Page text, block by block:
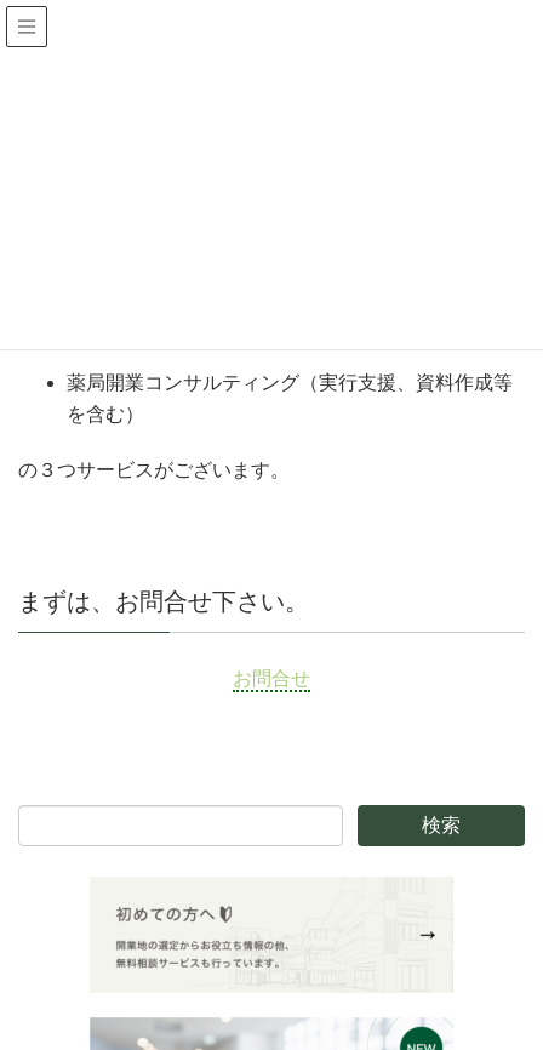
薬局開業コンサルティング（実行支援、資料作成等
を含む）
の３つサービスがございます。
まずは、お問合せ下さい。
お問合せ